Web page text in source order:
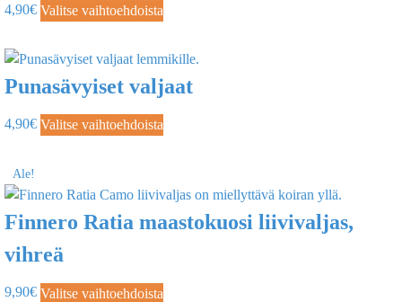
4,90€ Valitse vaihtoehdoista
Punasävyiset valjaat
4,90€ Valitse vaihtoehdoista
Ale!
Finnero Ratia maastokuosi liivivaljas,
vihreä
9,90€ Valitse vaihtoehdoista